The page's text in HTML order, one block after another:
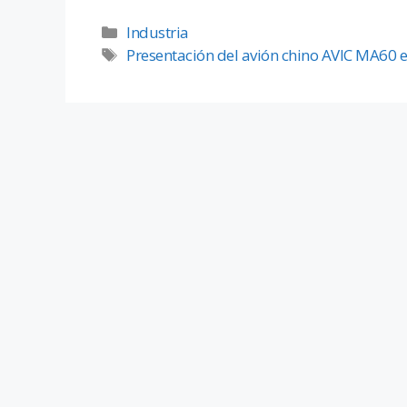
Industria
Presentación del avión chino AVIC MA60